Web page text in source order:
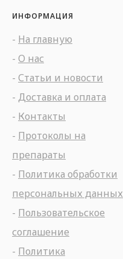
ИНФОРМАЦИЯ
- На главную
- О нас
- Статьи и новости
- Доставка и оплата
- Контакты
- Протоколы на
препараты
- Политика обработки
персональных данных
- Пользовательское
соглашение
- Политика